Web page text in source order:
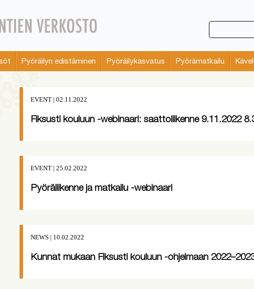
Pyöräilyn edistäminen Pyöräilykasvatus Pyörämatkailu
EVENT | 02.11.2022
Fiksusti kouluun -webinaari: saattoliikenne 9.11.2022
EVENT | 25.02.2022
Pyöräliikenne ja matkailu -webinaari
NEWS | 10.02.2022
Kunnat mukaan Fiksusti kouluun -ohjelmaan